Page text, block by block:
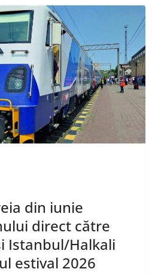
din iunie
direct către
Istanbul/Halkali
estival 2026